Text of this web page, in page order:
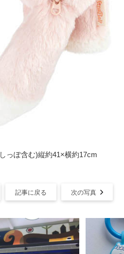
っぽ含む)縦約41×横約17cm
記事に戻る 次の写真